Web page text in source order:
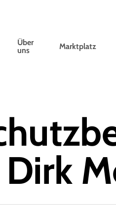
Über
uns
Marktplatz
Dirk